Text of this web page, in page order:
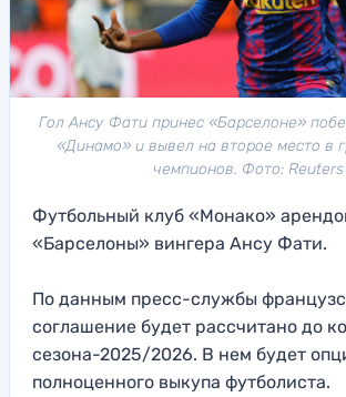
Гол Ансу Фати принес «Барселоне»
«Динамо» и вывел на второе место в
чемпионов. Фото: Reuters
Футбольный клуб «Монако»
«Барселоны» вингера Ансу Фати.
По данным пресс-службы
соглашение будет рассчитано до
сезона-2025/2026. В нем будет
полноценного выкупа футболиста.